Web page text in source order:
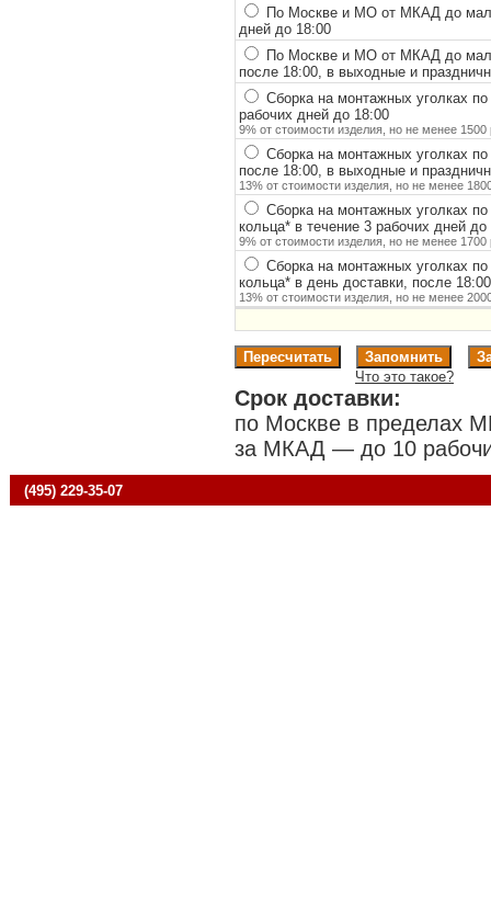
По Москве и МО от МКАД до
дней до 18:00
По Москве и МО от МКАД до
после 18:00, в выходные и
Сборка на монтажных уголках
рабочих дней до 18:00
9% от стоимости изделия, но не менее 1500
Сборка на монтажных уголках
после 18:00, в выходные и
13% от стоимости изделия, но не менее
Сборка на монтажных уголках
кольца*в течение 3 рабочих дней до
9% от стоимости изделия, но не менее 1700
Сборка на монтажных уголках
кольца*в день доставки, после
13% от стоимости изделия, но не менее
Что это такое?
Срок доставки:
по Москве в пределах
за МКАД — до 10
(495) 229-35-07